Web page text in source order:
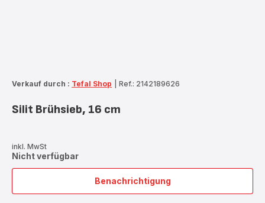
Verkauf durch : Tefal Shop Ref.: 2142189626
Silit Brühsieb, 16 cm
inkl. MwSt
Nicht verfügbar
Benachrichtigung
Silit
Brühsieb,